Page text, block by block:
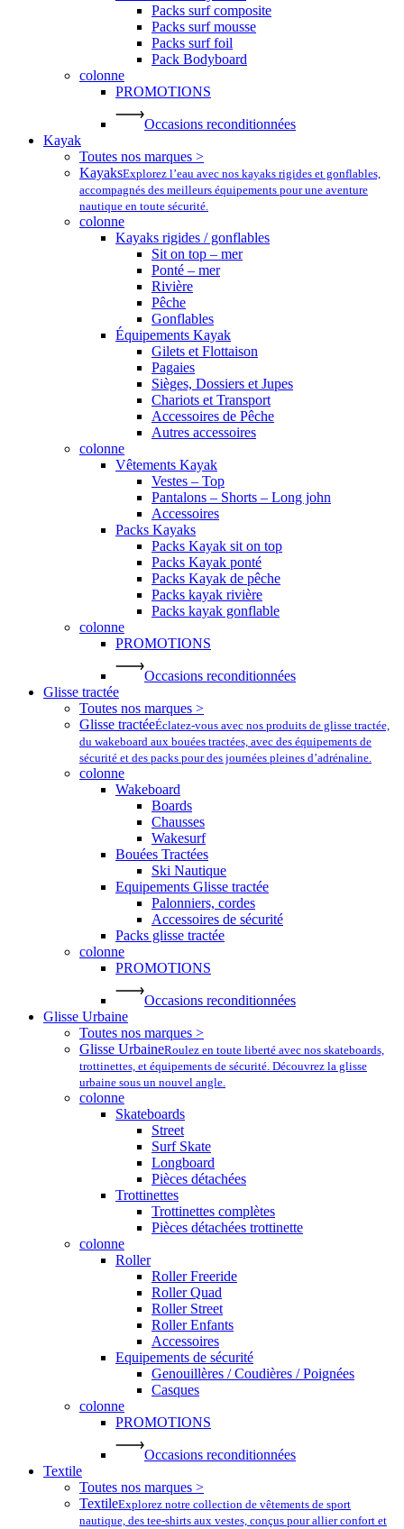
Packs surf composite
Packs surf mousse
Packs surf foil
Pack Bodyboard
colonne
PROMOTIONS
Occasions reconditionnées
Kayak
Toutes nos marques >
KayaksExplorez l’eau avec nos kayaks rigides et gonflables,
accompagnés des meilleurs équipements pour une aventure
nautique en toute sécurité.
colonne
Kayaks rigides / gonflables
Sit on top – mer
Ponté – mer
Rivière
Pêche
Gonflables
Équipements Kayak
Gilets et Flottaison
Pagaies
Sièges, Dossiers et Jupes
Chariots et Transport
Accessoires de Pêche
Autres accessoires
colonne
Vêtements Kayak
Vestes – Top
Pantalons – Shorts – Long john
Accessoires
Packs Kayaks
Packs Kayak sit on top
Packs Kayak ponté
Packs Kayak de pêche
Packs kayak rivière
Packs kayak gonflable
colonne
PROMOTIONS
Occasions reconditionnées
Glisse tractée
Toutes nos marques >
Glisse tractéeÉclatez-vous avec nos produits de glisse tractée,
du wakeboard aux bouées tractées, avec des équipements de
sécurité et des packs pour des journées pleines d’adrénaline.
colonne
Wakeboard
Boards
Chausses
Wakesurf
Bouées Tractées
Ski Nautique
Equipements Glisse tractée
Palonniers, cordes
Accessoires de sécurité
Packs glisse tractée
colonne
PROMOTIONS
Occasions reconditionnées
Glisse Urbaine
Toutes nos marques >
Glisse UrbaineRoulez en toute liberté avec nos skateboards,
trottinettes, et équipements de sécurité. Découvrez la glisse
urbaine sous un nouvel angle.
colonne
Skateboards
Street
Surf Skate
Longboard
Pièces détachées
Trottinettes
Trottinettes complètes
Pièces détachées trottinette
colonne
Roller
Roller Freeride
Roller Quad
Roller Street
Roller Enfants
Accessoires
Equipements de sécurité
Genouillères / Coudières / Poignées
Casques
colonne
PROMOTIONS
Occasions reconditionnées
Textile
Toutes nos marques >
TextileExplorez notre collection de vêtements de sport
nautique, des tee-shirts aux vestes, conçus pour allier confort et